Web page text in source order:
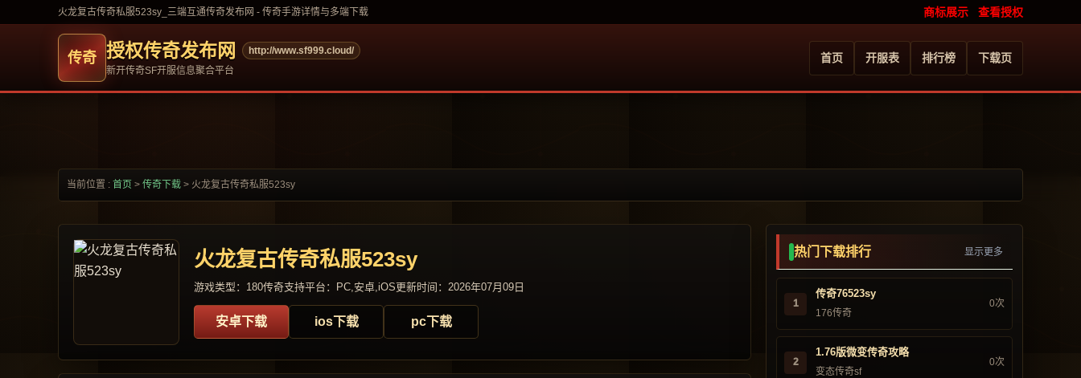
火龙复古传奇私服523sy_三端互通传奇发布网 - 传奇手游详情与多端下载 商标展示 查看授权
授权传奇发布网
http://www.sf999.cloud/
新开传奇SF开服信息聚合平台
首页 开服表 排行榜 下载页
当前位置 : 首页 > 传奇下载 > 火龙复古传奇私服523sy
火龙复古传奇私服523sy
游戏类型：180传奇支持平台：PC,安卓,iOS更新时间：2026年07月09日
安卓下载 ios下载 pc下载
热门下载排行 显示更多
1
传奇76523sy
176传奇
0次
2
1.76版微变传奇攻略
变态传奇sf
0次